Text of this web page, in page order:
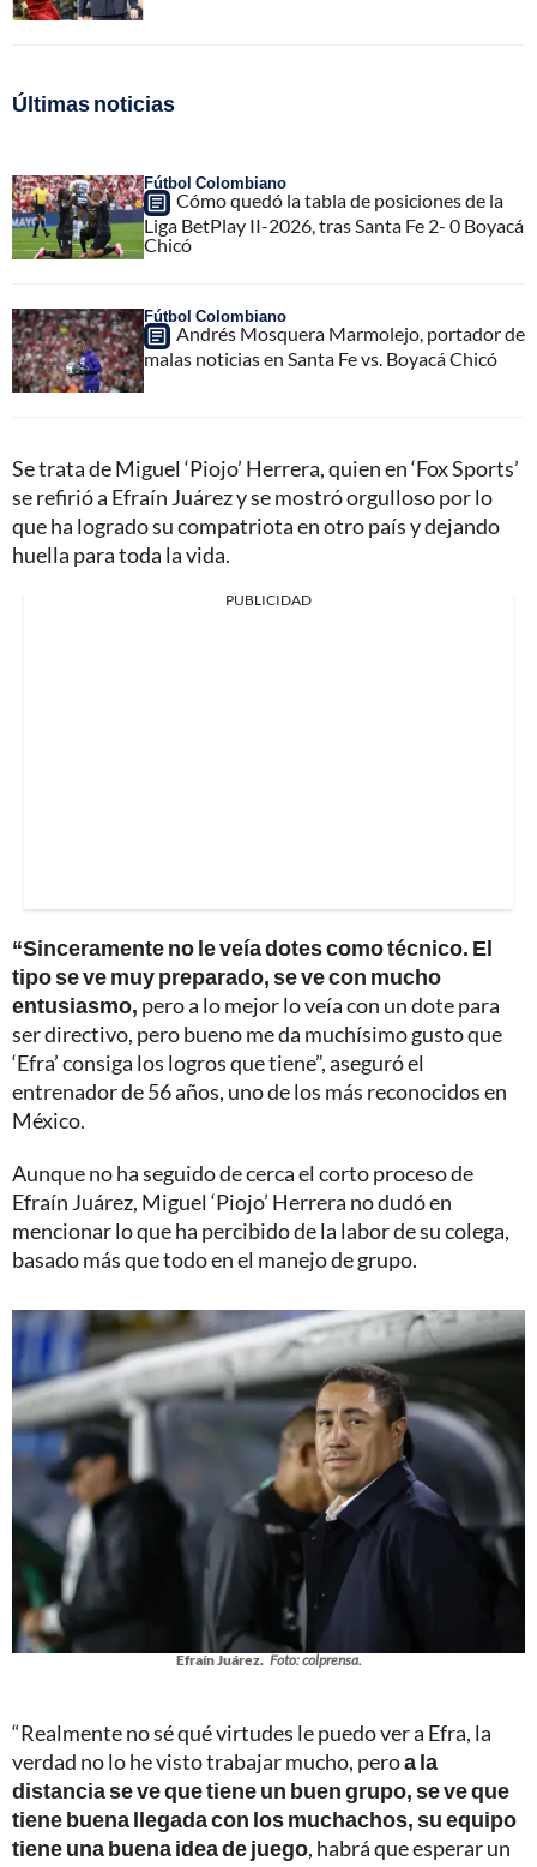
Últimas noticias
Fútbol Colombiano
Cómo quedó la tabla de posiciones de la
Liga BetPlay II-2026, tras Santa Fe 2- 0 Boyacá
Chicó
Fútbol Colombiano
Andrés Mosquera Marmolejo, portador de
malas noticias en Santa Fe vs. Boyacá Chicó
Se trata de Miguel ‘Piojo’ Herrera, quien en ‘Fox Sports’
se refirió a Efraín Juárez y se mostró orgulloso por lo
que ha logrado su compatriota en otro país y dejando
huella para toda la vida.
PUBLICIDAD
“Sinceramente no le veía dotes como técnico. El
tipo se ve muy preparado, se ve con mucho
entusiasmo, pero a lo mejor lo veía con un dote para
ser directivo, pero bueno me da muchísimo gusto que
‘Efra’ consiga los logros que tiene”, aseguró el
entrenador de 56 años, uno de los más reconocidos en
México.
Aunque no ha seguido de cerca el corto proceso de
Efraín Juárez, Miguel ‘Piojo’ Herrera no dudó en
mencionar lo que ha percibido de la labor de su colega,
basado más que todo en el manejo de grupo.
Efraín Juárez. Foto: colprensa.
“Realmente no sé qué virtudes le puedo ver a Efra, la
verdad no lo he visto trabajar mucho, peroa la
distancia se ve que tiene un buen grupo, se ve que
tiene buena llegada con los muchachos, su equipo
tiene una buena idea de juego, habrá que esperar un